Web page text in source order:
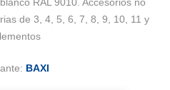
de 3, 4, 5, 6, 7, 8, 9, 10, 11 y
BAXI